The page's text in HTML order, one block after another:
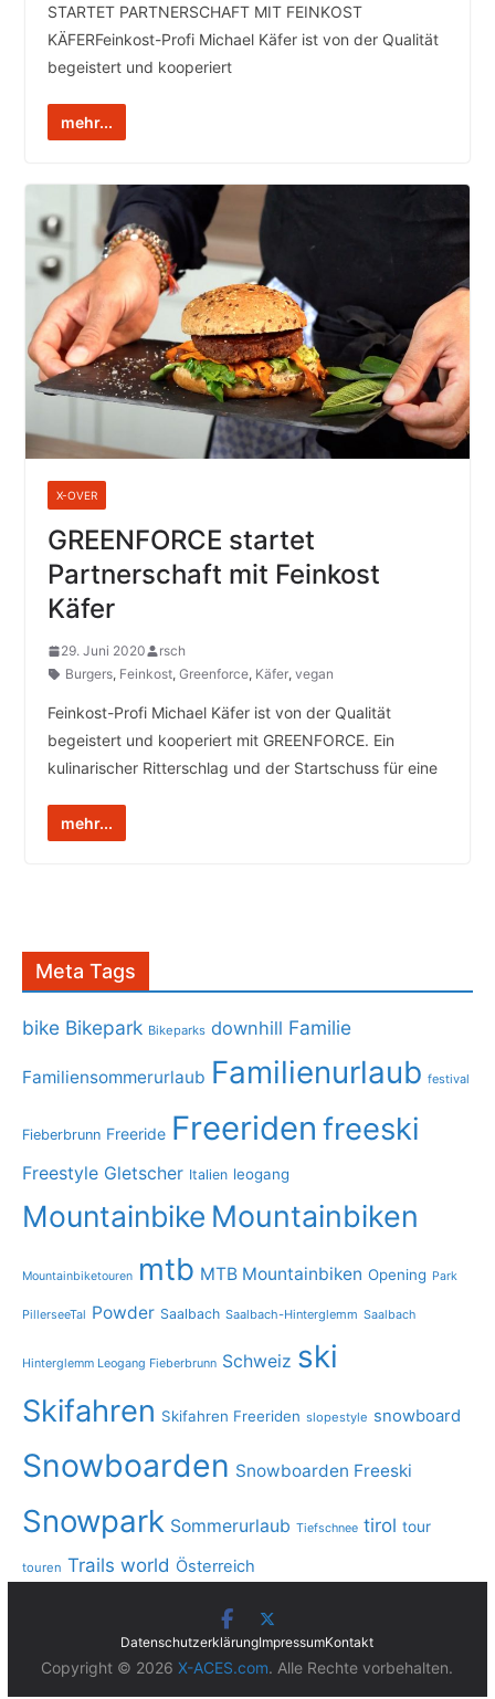
STARTET PARTNERSCHAFT MIT FEINKOST
KÄFERFeinkost-Profi Michael Käfer ist von der Qualität
begeistert und kooperiert
mehr...
X-OVER
GREENFORCE startet
Partnerschaft mit Feinkost
Käfer
29. Juni 2020
rsch
Burgers, Feinkost, Greenforce, Käfer, vegan
Feinkost-Profi Michael Käfer ist von der Qualität
begeistert und kooperiert mit GREENFORCE. Ein
kulinarischer Ritterschlag und der Startschuss für eine
mehr...
Meta Tags
bike Bikepark Bikeparks downhill Familie
Familiensommerurlaub Familienurlaub festival
Fieberbrunn Freeride Freeriden freeski
Freestyle Gletscher Italien leogang
Mountainbike Mountainbiken
Mountainbiketouren mtb MTB Mountainbiken Opening Park
PillerseeTal Powder Saalbach Saalbach-Hinterglemm Saalbach
Hinterglemm Leogang Fieberbrunn Schweiz ski
Skifahren Skifahren Freeriden slopestyle snowboard
Snowboarden Snowboarden Freeski
Snowpark Sommerurlaub Tiefschnee tirol tour
touren Trails world Österreich
DatenschutzerklärungImpressumKontakt
Copyright © 2026X-ACES.com. Alle Rechte vorbehalten.